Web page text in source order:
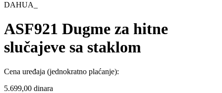
DAHUA_
ASF921 Dugme za hitne
slučajeve sa staklom
Cena uređaja (jednokratno plaćanje):
5.699,00 dinara